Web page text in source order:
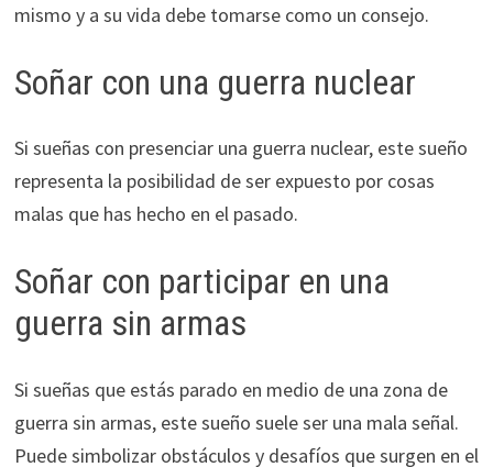
mismo y a su vida debe tomarse como un consejo.
Soñar con una guerra nuclear
Si sueñas con presenciar una guerra nuclear, este sueño
representa la posibilidad de ser expuesto por cosas
malas que has hecho en el pasado.
Soñar con participar en una
guerra sin armas
Si sueñas que estás parado en medio de una zona de
guerra sin armas, este sueño suele ser una mala señal.
Puede simbolizar obstáculos y desafíos que surgen en el